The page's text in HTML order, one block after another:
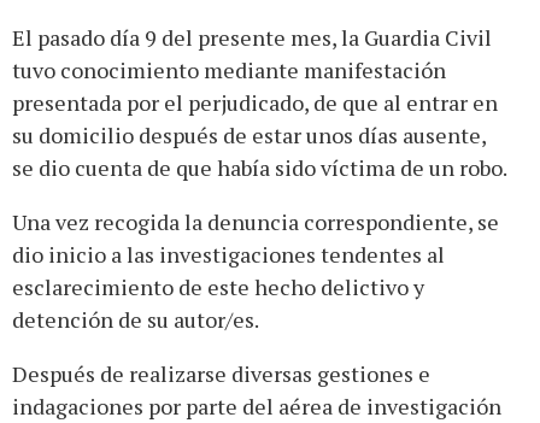
El pasado día 9 del presente mes, la Guardia Civil
tuvo conocimiento mediante manifestación
presentada por el perjudicado, de que al entrar en
su domicilio después de estar unos días ausente,
se dio cuenta de que había sido víctima de un robo.
Una vez recogida la denuncia correspondiente, se
dio inicio a las investigaciones tendentes al
esclarecimiento de este hecho delictivo y
detención de su autor/es.
Después de realizarse diversas gestiones e
indagaciones por parte del aérea de investigación